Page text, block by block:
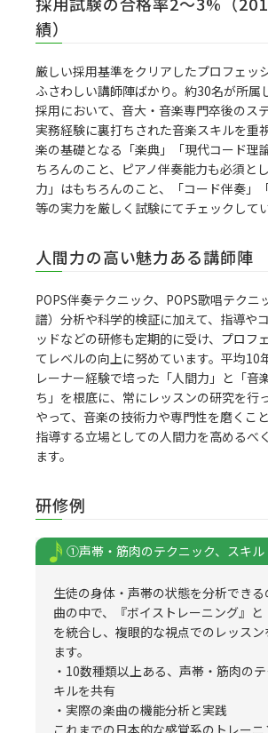
績）
厳しい採用基準をクリアしたプロフェッ
ふさわしい講師陣ばかり。約30名が所属
採用において、音大・音楽専門卒後のス
実務経験に裏打ちされた音楽スキルを重
楽の基礎となる「楽典」「現代コード理
ちろんのこと、ピアノ伴奏能力も必須と
力」はもちろんのこと、「コード伴奏」
等の実力を厳しく試験にてチェックしてい
人間力の高い魅力ある講師陣
POPS伴奏テクニック、POPS歌唱テクニ
譜）分析や科学的検証に加えて、指導や
ッドなどの研修も定期的に受け、プロフ
てレベルの向上に努めています。平均10
レーナー経験で培った「人間力」と「音
ち」を根底に、常にレッスンの研究を行
やって、音楽の技術力や専門性を磨くこ
指導する立場としての人間力を高めるべ
ます。
研修例
①声帯・筋肉のテクニック、スキル
生徒の身体・声帯の状態を分析できる
曲の中で、『ボイストレーニング』と
を統合し、複眼的な視点でのレッス
ます。
・10数種類以上ある、声帯・筋肉の
キルを共有
・実際の楽曲の機能分析と実践
これまでの日本的な感覚系のトレー